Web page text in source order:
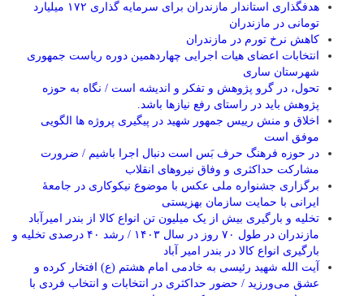
هدفگذاری استاندار مازندران برای سرمایه گذاری ۱۷۲ میلیارد
تومانی در مازندران
کاهش نرخ تورم در مازندران
انتخابات اعضای هیات اجرایی چهاردهمین دوره ریاست جمهوری
شهرستان ساری
تحول، در گرو پژوهش و تفکر و اندیشه است / نگاه به حوزه
پژوهش باید در راستای رفع نیازها باشد.
اخلاق و‌ منش رییس جمهور شهید در پیگیری پروژه ها الگویی
موفق است
در حوزه فرهنگ حرف بَس است دنبال اجرا باشیم / ضرورت
مشارکت حداکثری و وفاق نیروهای انقلاب
برگزاری جشنواره ملی عکس با موضوع نیکوکاری در جامعۀ
ایرانی با حمایت سازمان بهزیستی
تخلیه و بارگیری بیش از یک میلیون تن انواع کالا از بندر امیرآباد
مازندران در طول ۷۰ روز در سال ۱۴۰۳ / رشد ۴۰ درصدی تخلیه و
بارگیری انواع کالا در بندر امیر آباد
آیت الله شهید رئیسی به خادمی امام هشتم (ع) افتخار کرده و
عشق می‌ورزید / حضور حداکثری در انتخابات و انتخاب فردی با